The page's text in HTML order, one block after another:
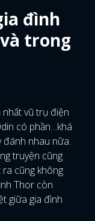
đình
trong
vũ trụ điện
có phần…khá
đánh nhau nữa.
truyện cũng
ra cũng không
Thor còn
giữa gia đình